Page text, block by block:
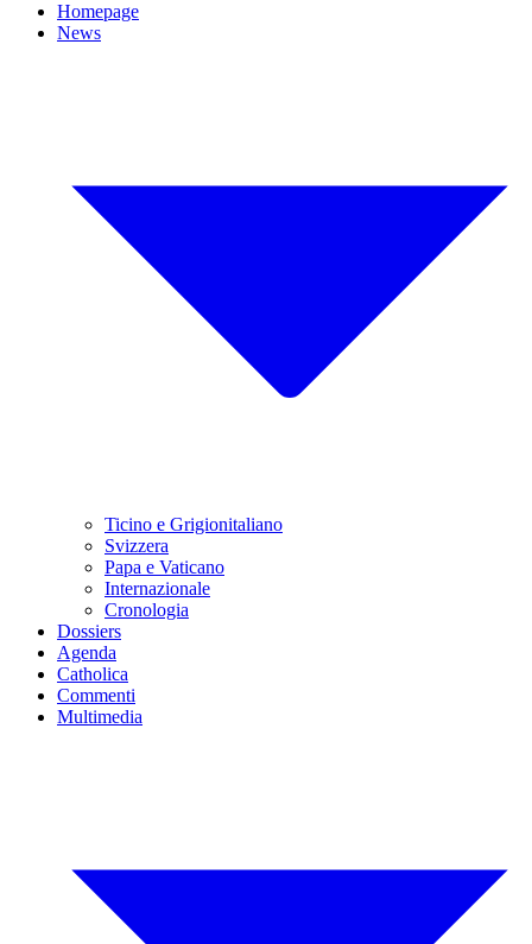
Homepage
News
Ticino e Grigionitaliano
Svizzera
Papa e Vaticano
Internazionale
Cronologia
Dossiers
Agenda
Catholica
Commenti
Multimedia